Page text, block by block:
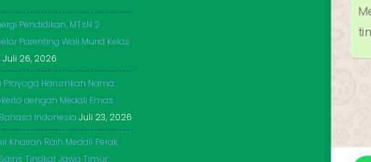
Pendidikan, MTsN 2
Parenting Wali Murid Kelas
Juli 26, 2026
Prayoga Harumkan Nama
dengan Medali Emas
Indonesia Juli 23, 2026
Khairan Raih Medali Perak
Tingkat Jawa Timur,